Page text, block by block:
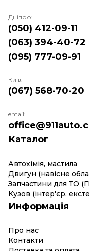
Каталог
Автохімія, мастила
Двигун (навісне
Запчастини для ТО
Кузов (інтер'єр,
Информація
Про нас
Контакти
Дніпро:
(050) 412-09-11
(063) 394-40-72
(095) 777-09-91
Київ:
(067) 568-70-20
email: